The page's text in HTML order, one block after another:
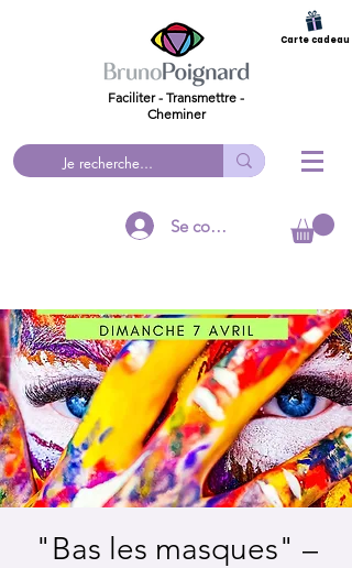
Faciliter - Transmettre -
Cheminer
Se connecter
Carte cadeau
"Bas les masques" –